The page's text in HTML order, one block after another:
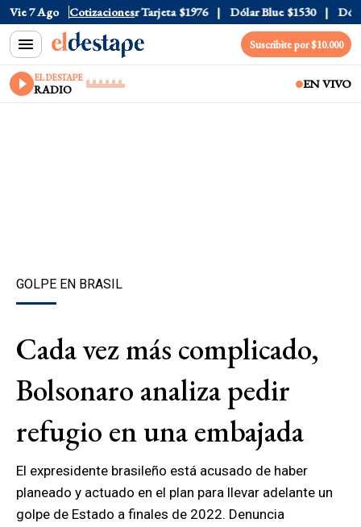
Vie 7 Ago Cotizaciones
$1520 Dólar Tarjeta $1976 Dólar Blue $1530 Dólar
Suscribite por $10.000
EL DESTAPE
RADIO EN VIVO
GOLPE EN BRASIL
Cada vez más complicado,
Bolsonaro analiza pedir
refugio en una embajada
El expresidente brasileño está acusado de haber
planeado y actuado en el plan para llevar adelante un
golpe de Estado a finales de 2022. Denuncia